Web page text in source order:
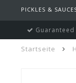
PICKLES &
Startseite